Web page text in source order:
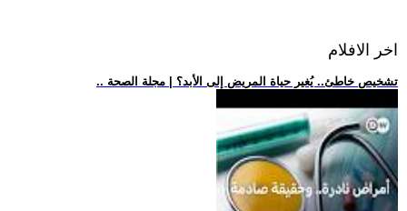
اخر الافلام
.. تشخيص خاطئ.. يُغير حياة المريض إلى الأبد؟ | مجلة الصحة